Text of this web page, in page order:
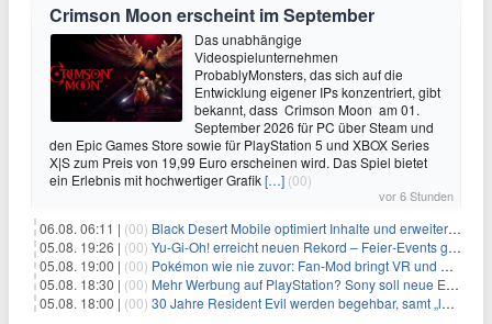
Crimson Moon erscheint im September
Das unabhängige
Videospielunternehmen
ProbablyMonsters, das sich auf die
Entwicklung eigener IPs konzentriert, gibt
bekannt, dass Crimson Moon am 01.
September 2026 für PC über Steam und
den Epic Games Store sowie für PlayStation 5 und XBOX Series
X|S zum Preis von 19,99 Euro erscheinen wird. Das Spiel bietet
ein Erlebnis mit hochwertiger Grafik[…] (00)
vor 6 Stunden
06.08. 06:11 | (00) Black Desert Mobile optimiert Inhalte und erweitert Treasure Access
05.08. 19:26 | (00) Yu‑Gi‑Oh! erreicht neuen Rekord – Feier‑Events gestartet
05.08. 19:00 | (00) Pokémon wie nie zuvor: Fan-Mod bringt VR und Ego-Perspektive nach Kanto
05.08. 18:30 | (00) Mehr Werbung auf PlayStation? Sony soll neue Einnahmequellen prüfen
05.08. 18:00 | (00) 30 Jahre Resident Evil werden begehbar, samt „lebensgroßem Leon“